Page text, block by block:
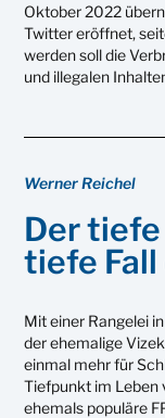
Oktober 2022
Twitter eröffnet,
werden soll die
und illegalen
Werner Reichel
Der
tiefe Fall
Mit einer Rangelei
der ehemalige
einmal mehr für
Tiefpunkt im Leben
ehemals populäre